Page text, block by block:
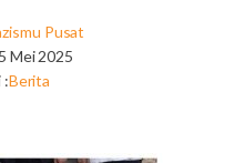
Pusat
5 Mei 2025
:Berita